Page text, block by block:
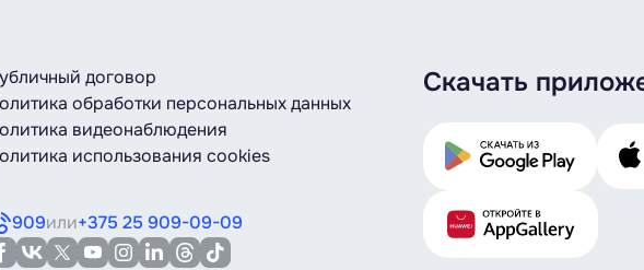
договор
обработки персональных данных
видеонаблюдения
использования cookies
909или+375 25 909-09-09
Скачать